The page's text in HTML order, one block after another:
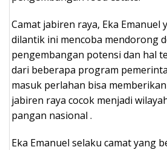
Camat jabiren raya, Eka Emanuel
dilantik ini mencoba mendorong
pengembangan potensi dan hal
dari beberapa program
masuk perlahan bisa
jabiren raya cocok menjadi
pangan nasional .
Eka Emanuel selaku camat yang